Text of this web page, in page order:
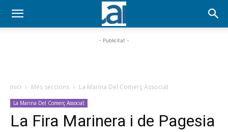
- Publicitat -
Inici Més seccions La Marina Del Comerç Associat
La Marina Del Comerç Associat
La Fira Marinera i de Pagesia